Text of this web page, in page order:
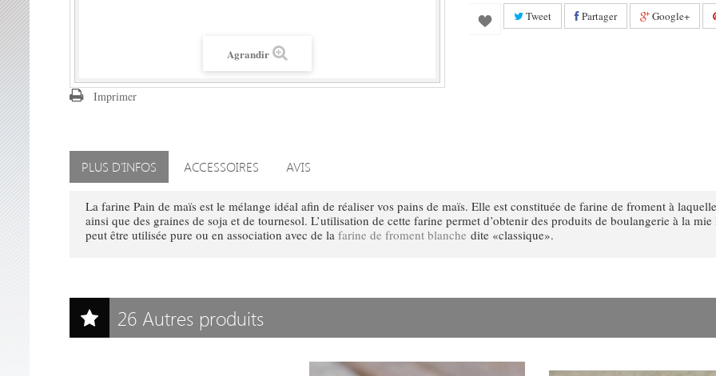
Agrandir
Imprimer
Tweet Partager Google+
PLUS D'INFOS ACCESSOIRES AVIS
La farine Pain de maïs est le mélange idéal afin de réaliser vos pains de maïs. Elle est constituée de farine de froment à
ainsi que des graines de soja et de tournesol. L’utilisation de cette farine permet d’obtenir des produits de boulangerie à la
peut être utilisée pure ou en association avec de la farine de froment blanche dite «classique».
26 Autres produits